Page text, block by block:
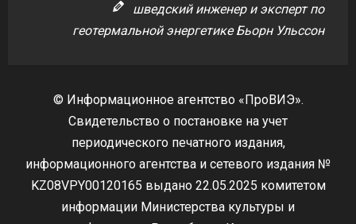
шведский инженер и эксперт по
геотермальной энергетике Бьорн Ульссон
© Информационное агентство «ПроВИЭ».
Свидетельство о постановке на учет
периодического печатного издания,
информационного агентства и сетевого издания №
KZ08VPY00120165 выдано 22.05.2025 комитетом
информации Министерства культуры и